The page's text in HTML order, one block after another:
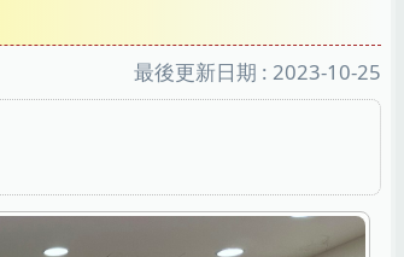
最後更新日期 : 2023-10-25